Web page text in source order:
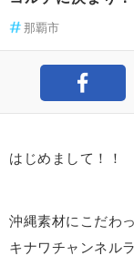
那覇市
はじめまして！！
沖縄素材にこだわ
キナワチャンネル